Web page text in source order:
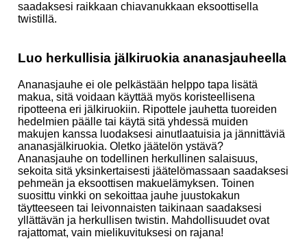
saadaksesi raikkaan chiavanukkaan eksoottisella
twistillä.
Luo herkullisia jälkiruokia ananasjauheella
Ananasjauhe ei ole pelkästään helppo tapa lisätä
makua, sitä voidaan käyttää myös koristeellisena
ripotteena eri jälkiruokiin. Ripottele jauhetta tuoreiden
hedelmien päälle tai käytä sitä yhdessä muiden
makujen kanssa luodaksesi ainutlaatuisia ja jännittäviä
ananasjälkiruokia. Oletko jäätelön ystävä?
Ananasjauhe on todellinen herkullinen salaisuus,
sekoita sitä yksinkertaisesti jäätelömassaan saadaksesi
pehmeän ja eksoottisen makuelämyksen. Toinen
suosittu vinkki on sekoittaa jauhe juustokakun
täytteeseen tai leivonnaisten taikinaan saadaksesi
yllättävän ja herkullisen twistin. Mahdollisuudet ovat
rajattomat, vain mielikuvituksesi on rajana!